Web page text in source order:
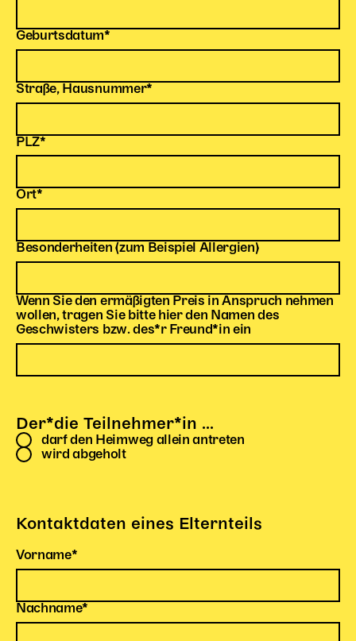
Macht Wahn Sinn
Workshops
Kinder-Redaktion
Next Generation
Angewandte + DSCHUNGEL WIEN
Dramaturgie + Stadt
PÄDAGOGIK
TheaterPaket
Partnerklasse + Partnerschule
Pflichtfeld
Geburtsdatum*
Pflichtfeld
Straße, Hausnummer*
Pflichtfeld
PLZ*
Pflichtfeld
Ort*
Besonderheiten (zum Beispiel Allergien)
Wenn Sie den ermäßigten Preis in Anspruch nehmen
wollen, tragen Sie bitte hier den Namen des
Geschwisters bzw. des*r Freund*in ein
Der*die Teilnehmer*in ...
darf den Heimweg allein antreten
wird abgeholt
Kontaktdaten eines Elternteils
Pflichtfeld
Vorname*
Pflichtfeld
Nachname*